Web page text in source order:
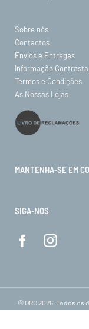
Sobre nós
Contactos
Envios e Entregas
Informação
Termos e Condições
As Nossas Lojas
MANTENHA-SE EM
SIGA-NOS
© ORO 2026. Todos os